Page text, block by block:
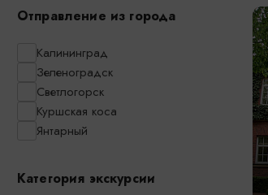
Отправление из города
Калининград
Зеленоградск
Светлогорск
Куршская коса
Янтарный
Категория экскурсии